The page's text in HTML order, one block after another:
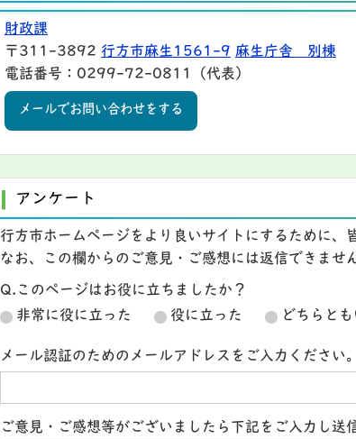
財政課
〒311-3892 行方市麻生1561-9 麻生庁舎 別棟
電話番号：0299-72-0811（代表）
メールでお問い合わせをする
アンケート
行方市ホームページをより良いサイトにするために
なお、この欄からのご意見・ご感想には返信できませ
Q.このページはお役に立ちましたか？
非常に役に立った
役に立った どちらと
メール認証のためのメールアドレスをご入力ください。
ご意見・ご感想等がございましたら下記をご入力し送